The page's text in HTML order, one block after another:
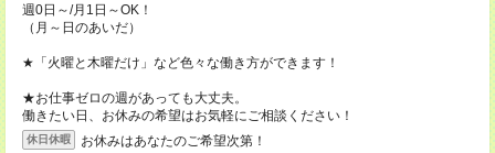
週0日～/月1日～OK！
（月～日のあいだ）
★「火曜と木曜だけ」など色々な働き方ができます！
★お仕事ゼロの週があっても大丈夫。
働きたい日、お休みの希望はお気軽にご相談ください！
休日休暇
お休みはあなたのご希望次第！